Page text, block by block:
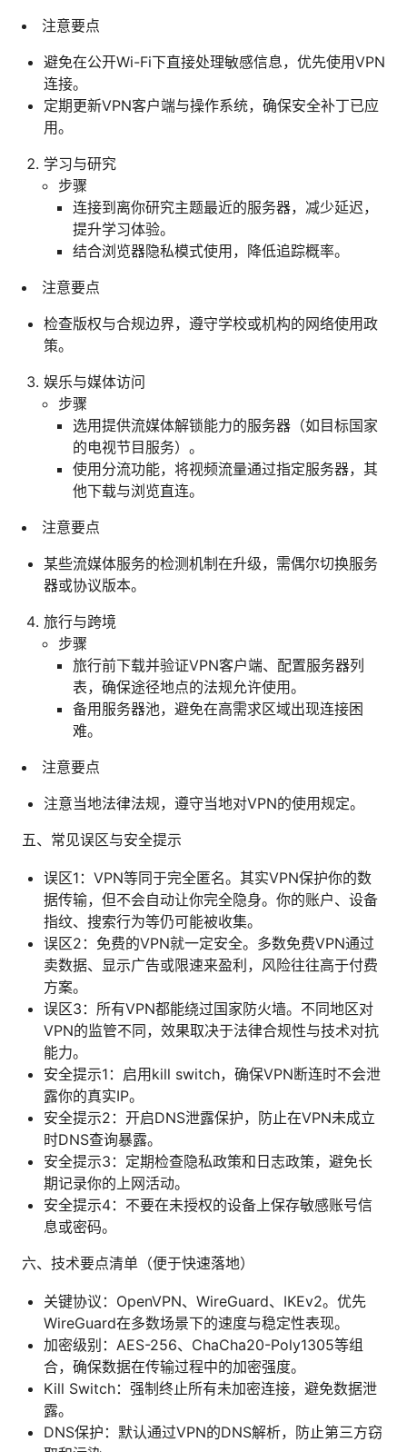
注意要点
避免在公开Wi-Fi下直接处理敏感信息，优先使用VPN
连接。
定期更新VPN客户端与操作系统，确保安全补丁已应
用。
学习与研究
步骤
连接到离你研究主题最近的服务器，减少延迟，
提升学习体验。
结合浏览器隐私模式使用，降低追踪概率。
注意要点
检查版权与合规边界，遵守学校或机构的网络使用政
策。
娱乐与媒体访问
步骤
选用提供流媒体解锁能力的服务器（如目标国家
的电视节目服务）。
使用分流功能，将视频流量通过指定服务器，其
他下载与浏览直连。
注意要点
某些流媒体服务的检测机制在升级，需偶尔切换服务
器或协议版本。
旅行与跨境
步骤
旅行前下载并验证VPN客户端、配置服务器列
表，确保途径地点的法规允许使用。
备用服务器池，避免在高需求区域出现连接困
难。
注意要点
注意当地法律法规，遵守当地对VPN的使用规定。
五、常见误区与安全提示
误区1：VPN等同于完全匿名。其实VPN保护你的数
据传输，但不会自动让你完全隐身。你的账户、设备
指纹、搜索行为等仍可能被收集。
误区2：免费的VPN就一定安全。多数免费VPN通过
卖数据、显示广告或限速来盈利，风险往往高于付费
方案。
误区3：所有VPN都能绕过国家防火墙。不同地区对
VPN的监管不同，效果取决于法律合规性与技术对抗
能力。
安全提示1：启用kill switch，确保VPN断连时不会泄
露你的真实IP。
安全提示2：开启DNS泄露保护，防止在VPN未成立
时DNS查询暴露。
安全提示3：定期检查隐私政策和日志政策，避免长
期记录你的上网活动。
安全提示4：不要在未授权的设备上保存敏感账号信
息或密码。
六、技术要点清单（便于快速落地）
关键协议：OpenVPN、WireGuard、IKEv2。优先
WireGuard在多数场景下的速度与稳定性表现。
加密级别：AES-256、ChaCha20-Poly1305等组
合，确保数据在传输过程中的加密强度。
Kill Switch：强制终止所有未加密连接，避免数据泄
露。
DNS保护：默认通过VPN的DNS解析，防止第三方窃